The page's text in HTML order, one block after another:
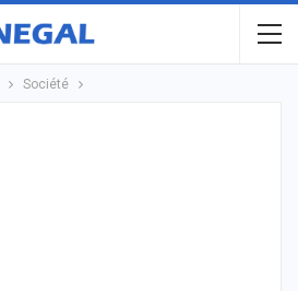
Société